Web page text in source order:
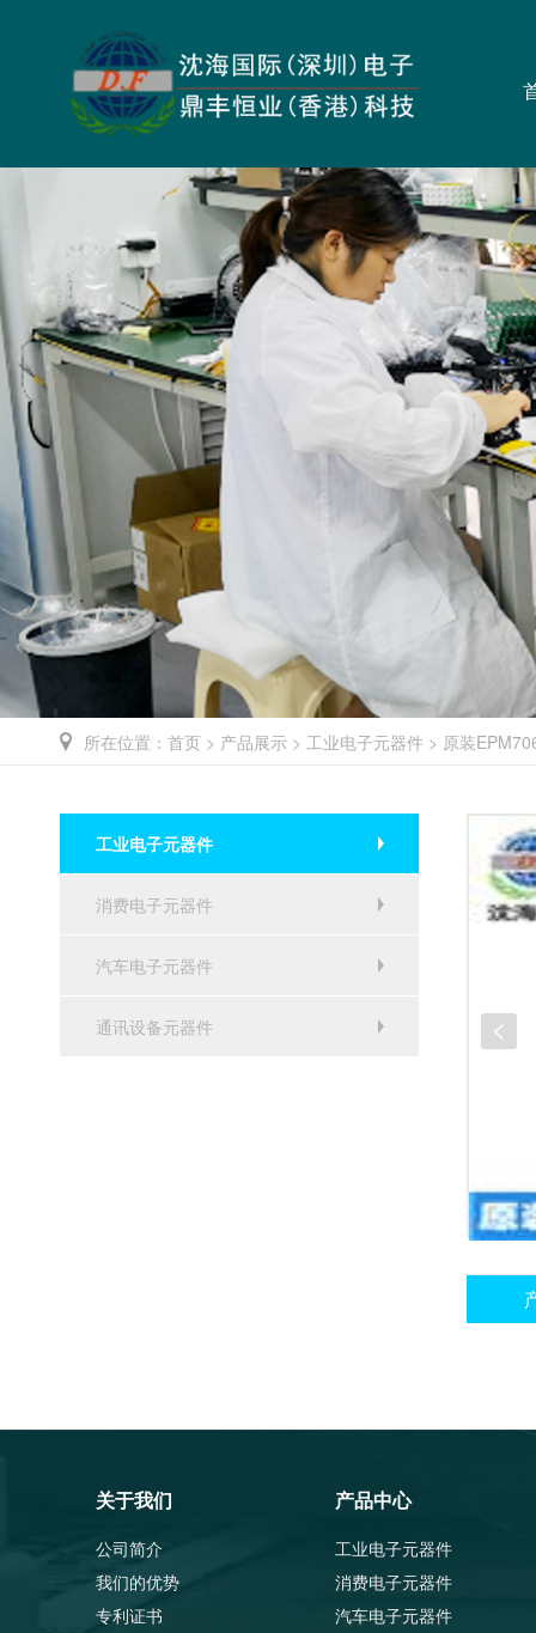
所在位置： 首页 > 产品展示 > 工业电子元器件 > 原装
工业电子元器件
消费电子元器件
汽车电子元器件
通讯设备元器件
关于我们
公司简介
我们的优势
专利证书
产品中心
工业电子元器件
消费电子元器件
汽车电子元器件